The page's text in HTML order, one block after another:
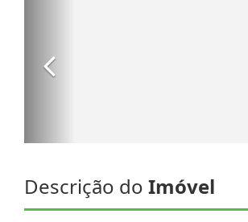
Descrição do Imóvel